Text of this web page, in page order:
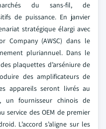
du sans-fil, de
de puissance. En janvier
stratégique élargi avec
Company (AWSC) dans le
pluriannuel. Dans le
plaquettes d’arséniure de
des amplificateurs de
appareils seront livrés au
un fournisseur chinois de
service des OEM de premier
L’accord s’aligne sur les